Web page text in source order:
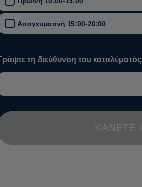
Απογευματινή 15:00-20:00
τη διεύθυνση του
ΚΆΝΕΤΕ